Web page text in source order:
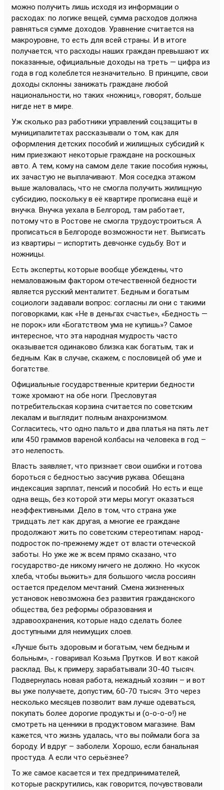
можно получить лишь исходя из информации о
расходах: по логике вещей, сумма расходов должна
равняться сумме доходов. Уравнение считается на
макроуровне, то есть для всей страны. И в итоге
получается, что расходы наших граждан превышают их
показанные, официальные доходы на треть — цифра из
года в год колеблется незначительно. В принципе, свои
доходы склонны занижать граждане любой
национальности, но таких «ножниц», говорят, больше
нигде нет в мире.
Уж сколько раз работники управлений соцзащиты в
муниципалитетах рассказывали о том, как для
оформления детских пособий и жилищных субсидий к
ним приезжают некоторые граждане на роскошных
авто. А тем, кому на самом деле такие пособия нужны,
их зачастую не выплачивают. Моя соседка этажом
выше жаловалась, что не смогла получить жилищную
субсидию, поскольку в её квартире прописана ещё и
внучка. Внучка уехала в Белгород, там работает,
потому что в Ростове не смогла трудоустроиться. А
прописаться в Белгороде возможности нет. Выписать
из квартиры – испортить девчонке судьбу. Вот и
ножницы.
Есть эксперты, которые вообще убеждены, что
немаловажным фактором отечественной бедности
является русский менталитет. Бедным и богатым
социологи задавали вопрос: согласны ли они с такими
поговорками, как «Не в деньгах счастье», «Бедность —
не порок» или «Богатством ума не купишь»? Самое
интересное, что эта народная мудрость часто
оказывается одинаково близка как богатым, так и
бедным. Как в случае, скажем, с пословицей об уме и
богатстве.
Официальные государственные критерии бедности
тоже хромают на обе ноги. Пресловутая
потребительская корзина считается по советским
лекалам и выглядит полным анахронизмом.
Согласитесь, что одно пальто и два платья на пять лет
или 450 граммов вареной колбасы на человека в год –
это нелепость.
Власть заявляет, что признает свои ошибки и готова
бороться с бедностью засучив рукава. Обещана
индексация зарплат, пенсий и пособий. Но есть и еще
одна вещь, без которой эти меры могут оказаться
неэффективными. Дело в том, что страна уже
тридцать лет как другая, а многие ее граждане
продолжают жить по советским стереотипам: народ-
подросток по-прежнему ждет от власти отеческой
заботы. Но уже же ж всем прямо сказано, что
государство-де никому ничего не должно. Но «кусок
хлеба, чтобы выжить» для большого числа россиян
остается пределом мечтаний. Смена жизненных
установок невозможна без развития гражданского
общества, без реформы образования и
здравоохранения, которые надо сделать более
доступными для неимущих слоев.
«Лучше быть здоровым и богатым, чем бедным и
больным», - говаривал Козьма Прутков. И вот какой
расклад. Вы, к примеру, зарабатывали 30-40 тысяч.
Подвернулась новая работа, нежадный хозяин – и вот
вы уже получаете, допустим, 60-70 тысяч. Это через
несколько месяцев позволит вам лучше одеваться,
покупать более дорогие продукты и (о-о-о-о!) не
смотреть на ценники в продуктовом магазине. Вам
кажется, что жизнь удалась, что вы поймали бога за
бороду. И вдруг – заболели. Хорошо, если банальная
простуда. А если что серьёзнее?
То же самое касается и тех предпринимателей,
которые раскрутились, как говорится, почувствовали